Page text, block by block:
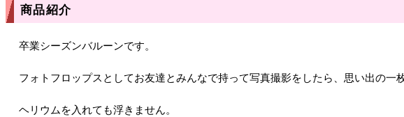
商品紹介
卒業シーズンバルーンです。
フォトフロップスとしてお友達とみんなで持って写真撮影をしたら、思い出の一枚
ヘリウムを入れても浮きません。